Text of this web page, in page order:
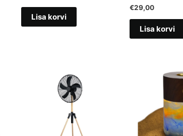
Lisa korvi
€29,00
Lisa korvi